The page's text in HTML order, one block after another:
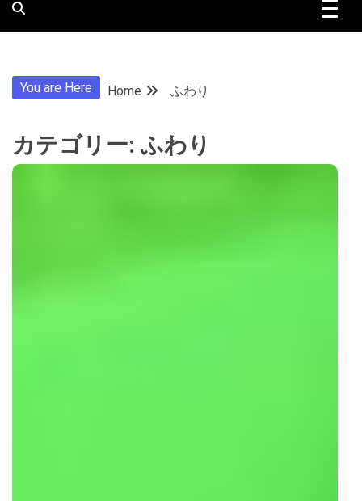
You are Here Home ふわり
カテゴリー: ふわり